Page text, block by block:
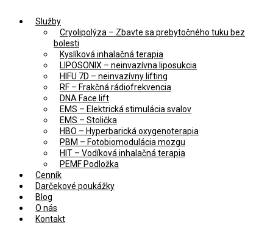
Služby
Cryolipolýza – Zbavte sa prebytočného tuku bez
bolesti
Kyslíková inhalačná terapia
LIPOSONIX – neinvazívna liposukcia
HIFU 7D – neinvazívny lifting
RF – Frakčná rádiofrekvencia
DNA Face lift
EMS – Elektrická stimulácia svalov
EMS – Stolička
HBO – Hyperbarická oxygenoterapia
PBM – Fotobiomodulácia mozgu​
HIT – Vodíková inhalačná terapia
PEMF Podložka
Cenník
Darčekové poukážky
Blog
O nás
Kontakt